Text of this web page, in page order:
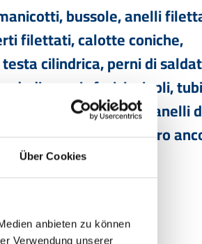
Über Cookies
anbieten zu können
Verwendung unserer
bussole, anelli
filettati, calotte coniche,
cilindrica, perni di
perni sferici, nippli,
anelli tagliente, anelli
eccentrici e molto altro